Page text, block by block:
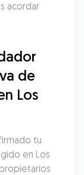
acordar
de
Los
tu
en Los